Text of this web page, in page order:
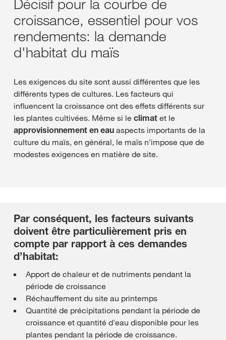
Décisif pour la courbe de
croissance, essentiel pour vos
rendements: la demande
d'habitat du maïs
Les exigences du site sont aussi différentes que les
différents types de cultures. Les facteurs qui
influencent la croissance ont des effets différents sur
les plantes cultivées. Même si le climat et le
approvisionnement en eau aspects importants de la
culture du maïs, en général, le maïs n’impose que de
modestes exigences en matière de site.
Par conséquent, les facteurs suivants
doivent être particulièrement pris en
compte par rapport à ces demandes
d’habitat:
Apport de chaleur et de nutriments pendant la
période de croissance
Réchauffement du site au printemps
Quantité de précipitations pendant la période de
croissance et quantité d'eau disponible pour les
plantes pendant la période de croissance.